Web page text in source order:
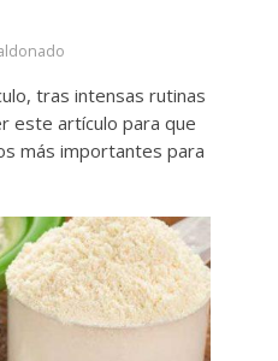
tras intensas rutinas
este artículo para que
más importantes para